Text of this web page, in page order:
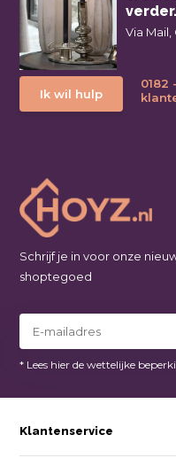
verder.
Via Mail,
Ik wil hulp
0182
Schrijf je in voor onze
shoptegoed
* Lees hier de wettelijke
Klantenservice